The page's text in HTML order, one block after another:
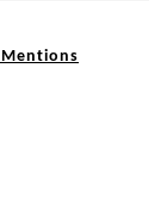
Mentions